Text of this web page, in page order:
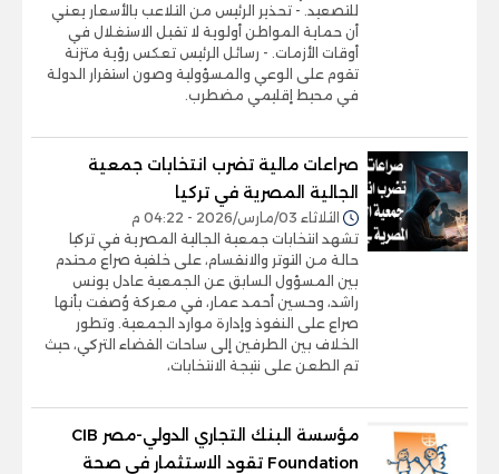
للتصعيد. - تحذير الرئيس من التلاعب بالأسعار يعني
أن حماية المواطن أولوية لا تقبل الاستغلال في
أوقات الأزمات. - رسائل الرئيس تعكس رؤية متزنة
تقوم على الوعي والمسؤولية وصون استقرار الدولة
في محيط إقليمي مضطرب.
صراعات مالية تضرب انتخابات جمعية
الجالية المصرية في تركيا
الثلاثاء 03/مارس/2026 - 04:22 م
تشهد انتخابات جمعية الجالية المصرية في تركيا
حالة من التوتر والانقسام، على خلفية صراع محتدم
بين المسؤول السابق عن الجمعية عادل يونس
راشد، وحسين أحمد عمار، في معركة وُصفت بأنها
صراع على النفوذ وإدارة موارد الجمعية. وتطور
الخلاف بين الطرفين إلى ساحات القضاء التركي، حيث
تم الطعن على نتيجة الانتخابات،
مؤسسة البنك التجاري الدولي-مصر CIB
Foundation تقود الاستثمار في صحة